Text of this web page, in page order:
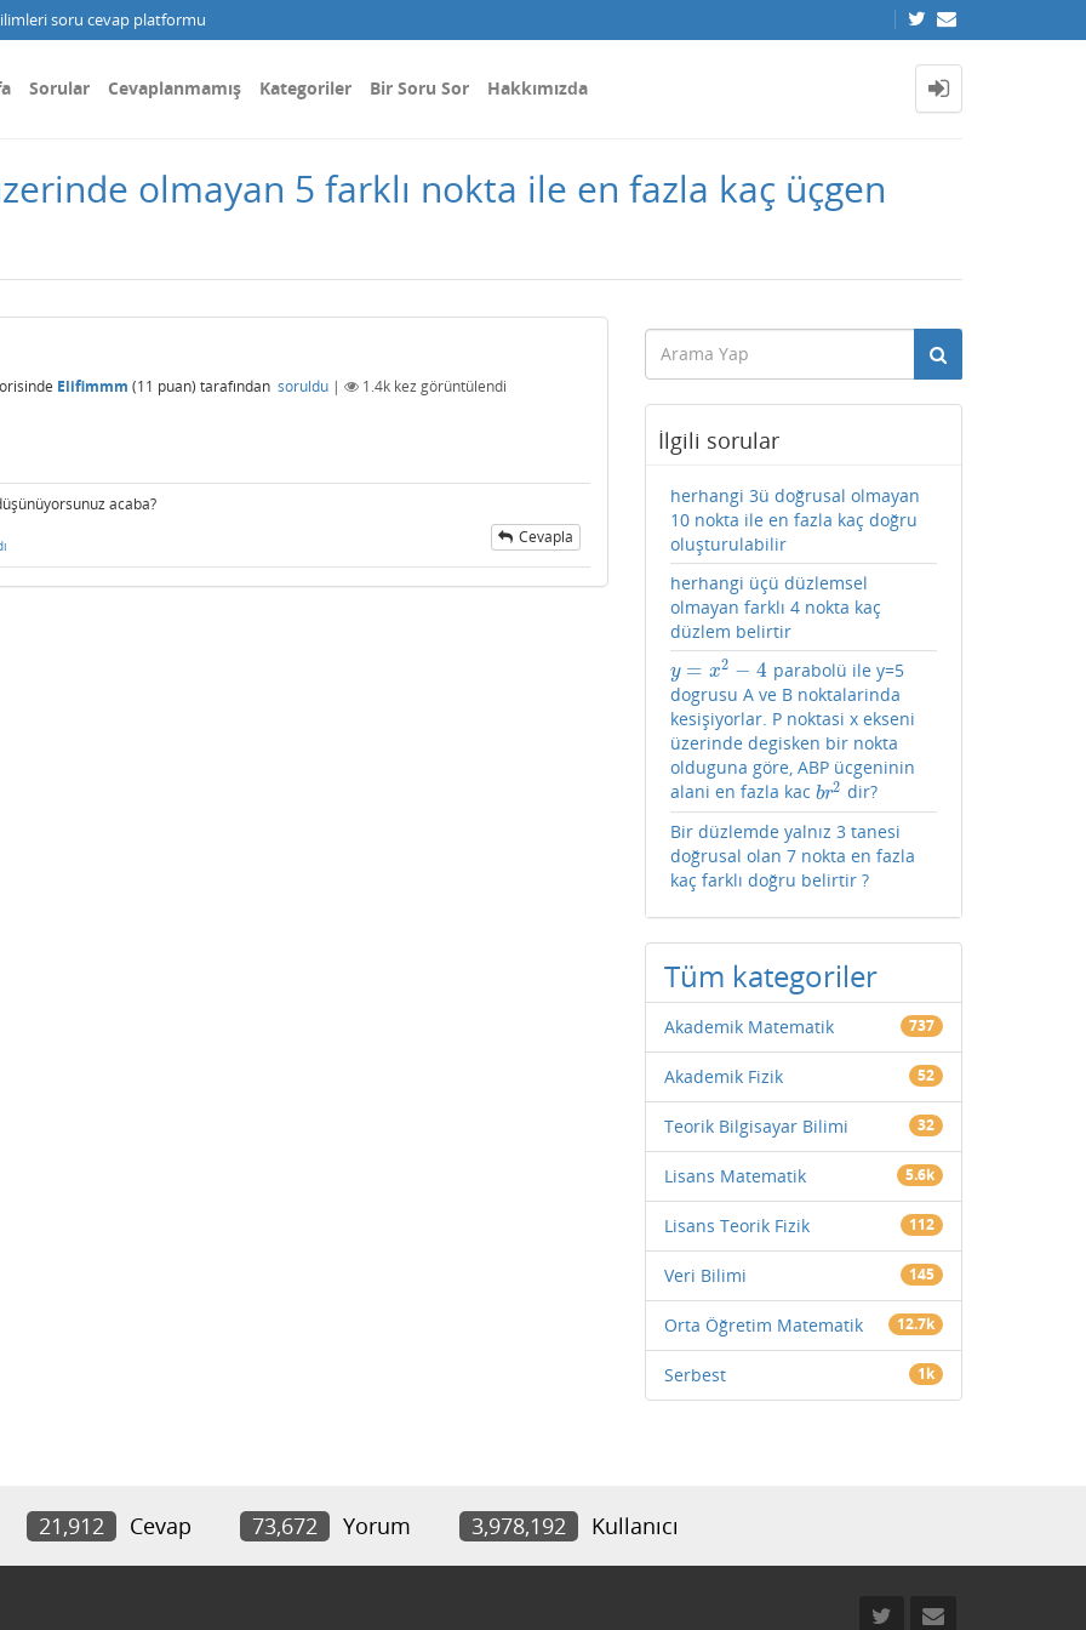
soru cevap platformu
Sorular Cevaplanmamış Kategoriler Bir Soru Sor Hakkımızda
olmayan 5 farklı nokta ile en fazla kaç üçgen
Elifimmm (11 puan) tarafından soruldu | 1.4k kez görüntülendi
acaba?
Cevapla
İlgili sorular
herhangi 3ü doğrusal olmayan
10 nokta ile en fazla kaç doğru
oluşturulabilir
herhangi üçü düzlemsel
olmayan farklı 4 nokta kaç
düzlem belirtir
y = x2 − 4
y=x2 −4
parabolü ile y=5
dogrusu A ve B noktalarinda
kesişiyorlar. P noktasi x ekseni
üzerinde degisken bir nokta
olduguna göre, ABP ücgeninin
alani en fazla kac br2
br2 dir?
Bir düzlemde yalnız 3 tanesi
doğrusal olan 7 nokta en fazla
kaç farklı doğru belirtir ?
Tüm kategoriler
Akademik Matematik 737
Akademik Fizik 52
Teorik Bilgisayar Bilimi 32
Lisans Matematik 5.6k
Lisans Teorik Fizik 112
Veri Bilimi 145
Orta Öğretim Matematik 12.7k
Serbest 1k
21,912 Cevap 73,672 Yorum 3,978,192 Kullanıcı